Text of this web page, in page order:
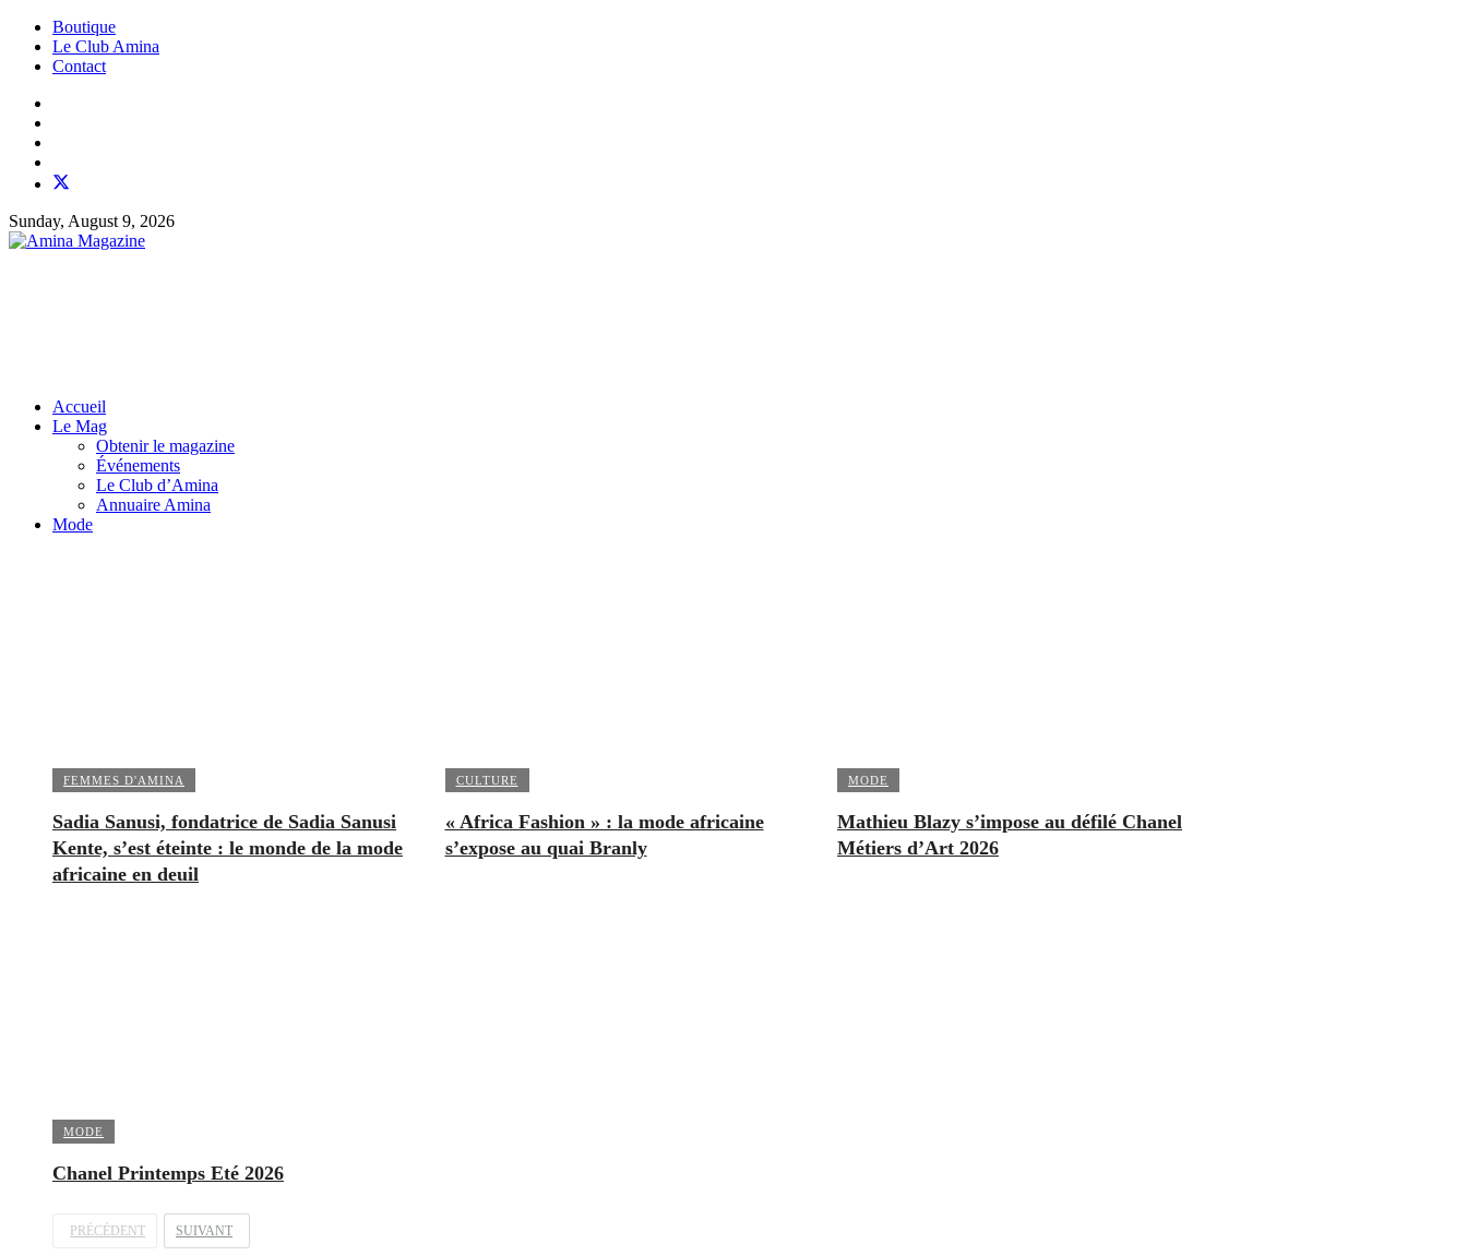
Boutique
Le Club Amina
Contact
Sunday, August 9, 2026
Accueil
Le Mag
Obtenir le magazine
Événements
Le Club d’Amina
Annuaire Amina
Mode
FEMMES D'AMINA
Sadia Sanusi, fondatrice de Sadia Sanusi
Kente, s’est éteinte : le monde de la mode
africaine en deuil
CULTURE
« Africa Fashion » : la mode africaine
s’expose au quai Branly
MODE
Mathieu Blazy s’impose au défilé Chanel
Métiers d’Art 2026
MODE
Chanel Printemps Eté 2026
PRÉCÉDENT SUIVANT